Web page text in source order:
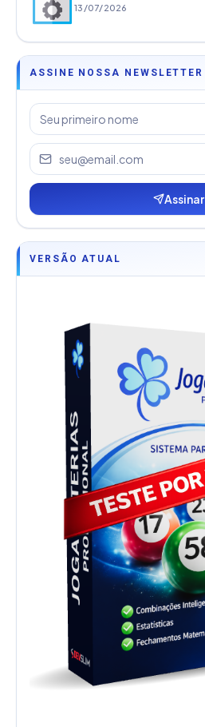
13/07/2026
ASSINE NOSSA NEWSLETTER
Assinar
VERSÃO ATUAL